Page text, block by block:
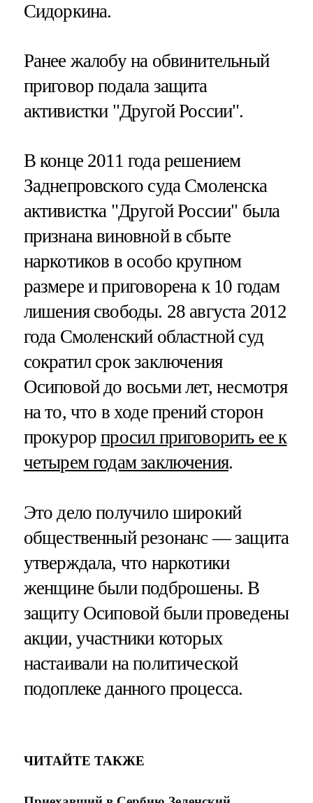
Сидоркина.
Ранее жалобу на обвинительный
приговор подала защита
активистки "Другой России".
В конце 2011 года решением
Заднепровского суда Смоленска
активистка "Другой России" была
признана виновной в сбыте
наркотиков в особо крупном
размере и приговорена к 10 годам
лишения свободы. 28 августа 2012
года Смоленский областной суд
сократил срок заключения
Осиповой до восьми лет, несмотря
на то, что в ходе прений сторон
прокурорпросил приговорить ее к
четырем годам заключения.
Это дело получило широкий
общественный резонанс — защита
утверждала, что наркотики
женщине были подброшены. В
защиту Осиповой были проведены
акции, участники которых
настаивали на политической
подоплеке данного процесса.
ЧИТАЙТЕ ТАКЖЕ